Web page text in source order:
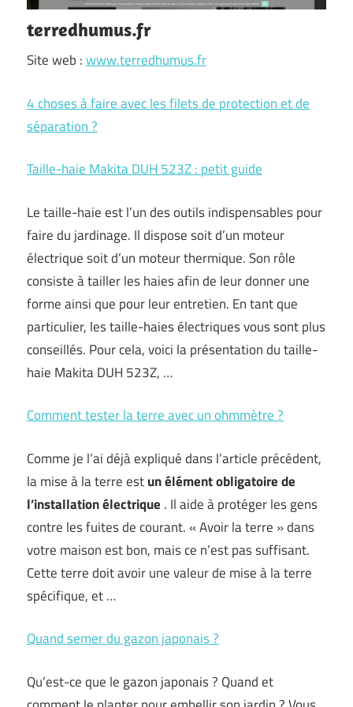
terredhumus.fr
Site web :www.terredhumus.fr
4 choses à faire avec les filets de protection et de
séparation ?
Taille-haie Makita DUH 523Z : petit guide
Le taille-haie est l’un des outils indispensables pour
faire du jardinage. Il dispose soit d’un moteur
électrique soit d’un moteur thermique. Son rôle
consiste à tailler les haies afin de leur donner une
forme ainsi que pour leur entretien. En tant que
particulier, les taille-haies électriques vous sont plus
conseillés. Pour cela, voici la présentation du taille-
haie Makita DUH 523Z, …
Comment tester la terre avec un ohmmètre ?
Comme je l’ai déjà expliqué dans l’article précédent,
la mise à la terre estun élément obligatoire de
l’installation électrique . Il aide à protéger les gens
contre les fuites de courant. « Avoir la terre » dans
votre maison est bon, mais ce n’est pas suffisant.
Cette terre doit avoir une valeur de mise à la terre
spécifique, et …
Quand semer du gazon japonais ?
Qu’est-ce que le gazon japonais ? Quand et